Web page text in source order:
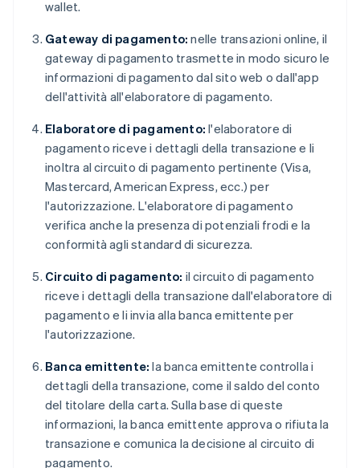
wallet.
Gateway di pagamento: nelle transazioni online, il
gateway di pagamento trasmette in modo sicuro le
informazioni di pagamento dal sito web o dall'app
dell'attività all'elaboratore di pagamento.
Elaboratore di pagamento: l'elaboratore di
pagamento riceve i dettagli della transazione e li
inoltra al circuito di pagamento pertinente (Visa,
Mastercard, American Express, ecc.) per
l'autorizzazione. L'elaboratore di pagamento
verifica anche la presenza di potenziali frodi e la
conformità agli standard di sicurezza.
Circuito di pagamento: il circuito di pagamento
riceve i dettagli della transazione dall'elaboratore di
pagamento e li invia alla banca emittente per
l'autorizzazione.
Banca emittente: la banca emittente controlla i
dettagli della transazione, come il saldo del conto
del titolare della carta. Sulla base di queste
informazioni, la banca emittente approva o rifiuta la
transazione e comunica la decisione al circuito di
pagamento.